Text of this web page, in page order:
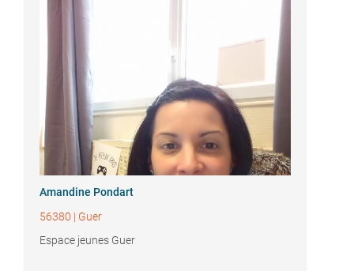
Amandine Pondart
56380 | Guer
Espace jeunes Guer